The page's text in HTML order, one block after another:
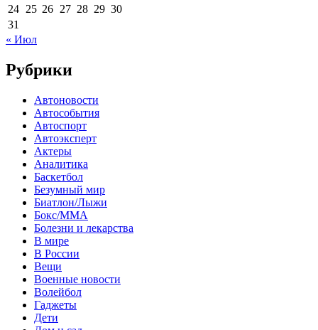
24 25 26 27 28 29 30
31
« Июл
Рубрики
Автоновости
Автособытия
Автоспорт
Автоэксперт
Актеры
Аналитика
Баскетбол
Безумный мир
Биатлон/Лыжи
Бокс/MMA
Болезни и лекарства
В мире
В России
Вещи
Военные новости
Волейбол
Гаджеты
Дети